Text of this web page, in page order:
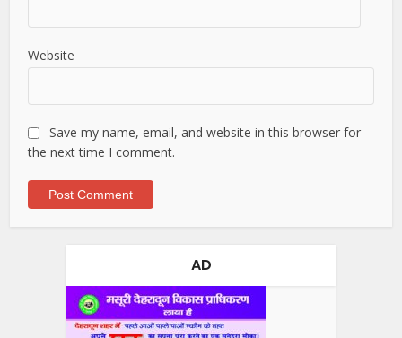
Website
Save my name, email, and website in this browser for
the next time I comment.
AD